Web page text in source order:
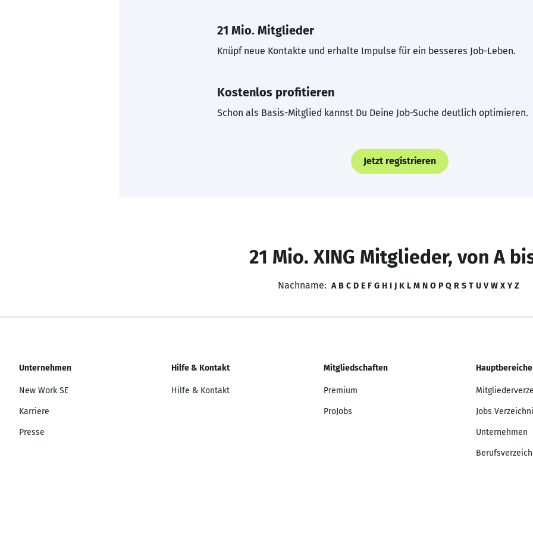
21 Mio. Mitglieder
Knüpf neue Kontakte und erhalte Impulse für ein besseres Job-Leben.
Kostenlos profitieren
Schon als Basis-Mitglied kannst Du Deine Job-Suche deutlich optimieren.
Jetzt registrieren
21 Mio. XING Mitglieder, von A
Nachname: A B C D E F G H I J K L M N O P Q R S T U V W X Y Z
Unternehmen
New Work SE
Karriere
Presse
Hilfe & Kontakt
Hilfe & Kontakt
Mitgliedschaften
Premium
ProJobs
Hauptbereiche
Jobs
Unternehmen